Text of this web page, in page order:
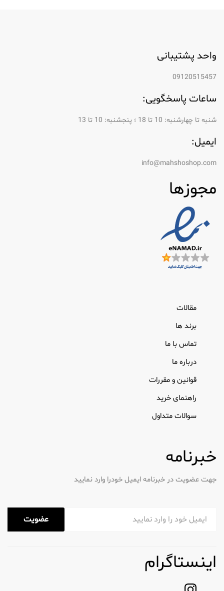
واحد پشتیبانی
09120515457
ساعات پاسخگویی:
شنبه تا چهارشنبه: 10 تا 18 ؛ پنجشنبه: 10 تا 13
ایمیل:
info@mahshoshop.com
مجوزها
مقالات
برند ها
تماس با ما
درباره ما
قوانین و مقررات
راهنمای خرید
سوالات متداول
خبرنامه
جهت عضویت در خبرنامه ایمیل خودرا وارد نمایید
عضویت
اینستاگرام